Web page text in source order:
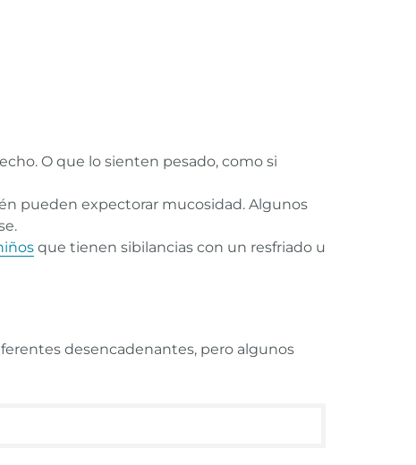
O que lo sienten pesado, como si
pueden expectorar mucosidad. Algunos
que tienen sibilancias con un resfriado u
desencadenantes, pero algunos